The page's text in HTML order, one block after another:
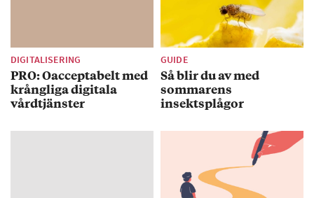
DIGITALISERING
PRO: Oacceptabelt med
krångliga digitala
vårdtjänster
GUIDE
Så blir du av med
sommarens
insektsplågor